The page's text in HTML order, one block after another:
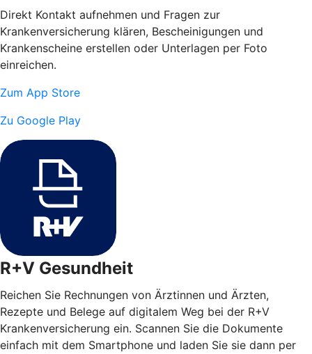
Direkt Kontakt aufnehmen und Fragen zur
Krankenversicherung klären, Bescheinigungen und
Krankenscheine erstellen oder Unterlagen per Foto
einreichen.
Zum App Store
Zu Google Play
R+V Gesundheit
Reichen Sie Rechnungen von Ärztinnen und Ärzten,
Rezepte und Belege auf digitalem Weg bei der R+V
Krankenversicherung ein. Scannen Sie die Dokumente
einfach mit dem Smartphone und laden Sie sie dann per